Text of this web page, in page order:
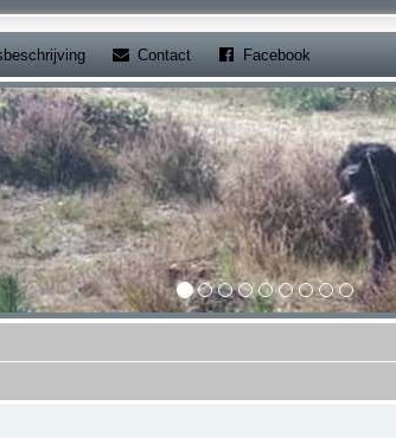
Contact(Opens a new tab)
Facebook